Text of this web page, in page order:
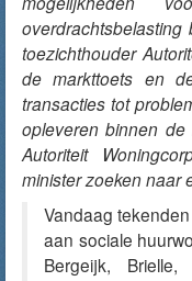
toezichthouder
de markttoets en
transacties tot
opleveren binnen
Autoriteit
minister zoeken naar
Vandaag
aan sociale
Bergeijk, Brielle,